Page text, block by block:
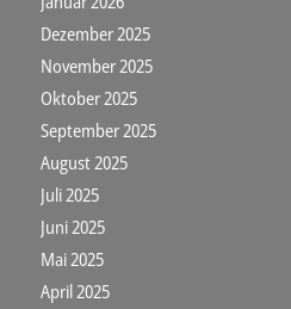
Dezember 2025
November 2025
Oktober 2025
September 2025
August 2025
Juli 2025
Juni 2025
Mai 2025
April 2025